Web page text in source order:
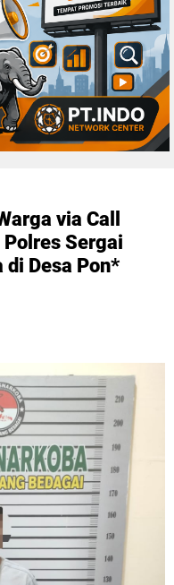
via Call
Sergai
di Desa Pon*